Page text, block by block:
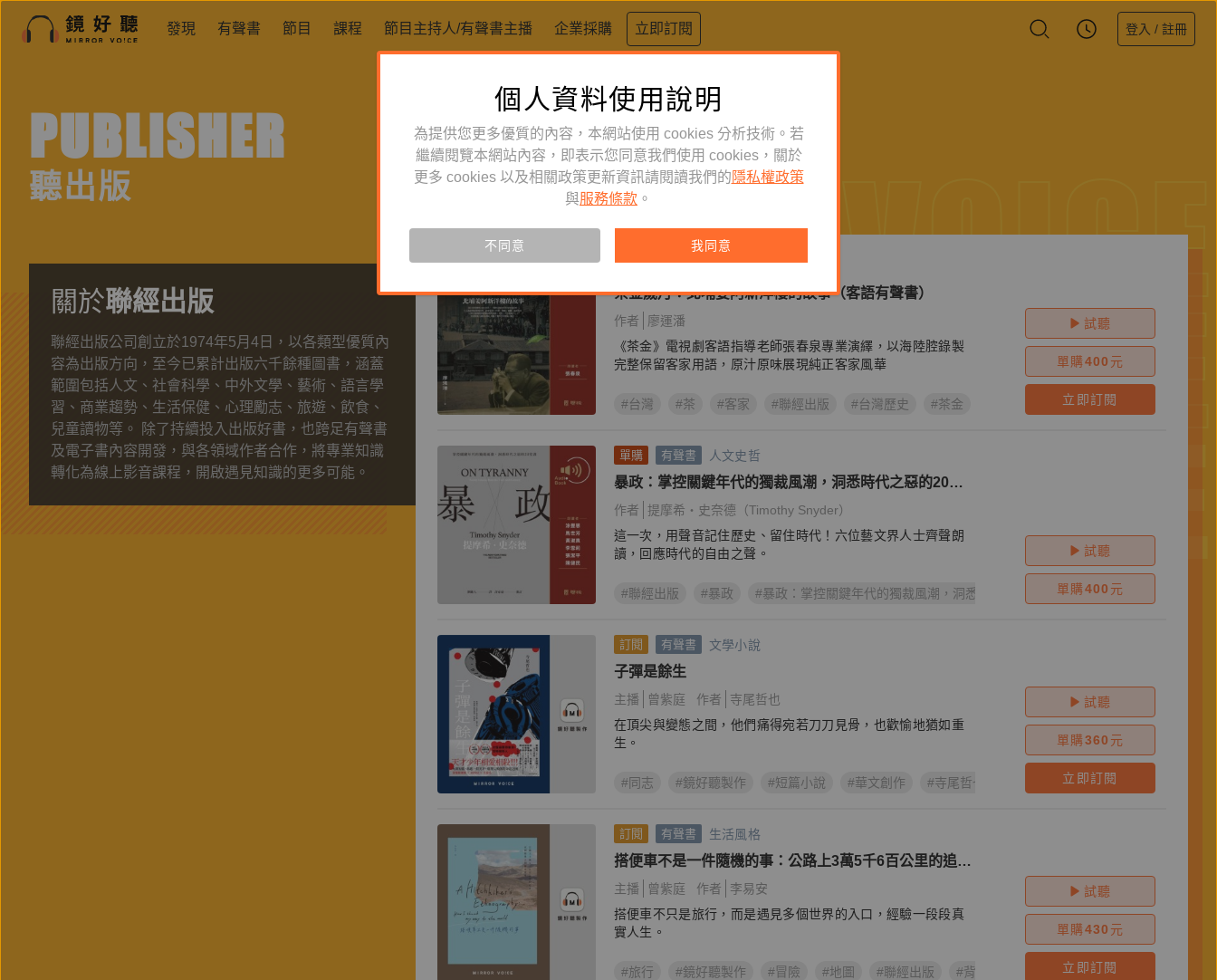
發現 有聲書 節目 課程 節目主持人/有聲書主播 企業採購 立即訂閱 登入 / 註冊
PUBLISHER
聽出版
關於聯經出版
聯經出版公司創立於1974年5月4日，以各類型優質內
容為出版方向，至今已累計出版六千餘種圖書，涵蓋
範圍包括人文、社會科學、中外文學、藝術、語言學
習、商業趨勢、生活保健、心理勵志、旅遊、飲食、
兒童讀物等。 除了持續投入出版好書，也跨⾜有聲書
及電子書內容開發，與各領域作者合作，將專業知識
轉化為線上影音課程，開啟遇見知識的更多可能。
訂閱 有聲書 人文史哲
茶金歲月：北埔姜阿新洋樓的故事（客語有聲書）
作者
廖運潘
《茶金》電視劇客語指導老師張春泉專業演繹，以海陸腔錄製
完整保留客家用語，原汁原味展現純正客家風華
#台灣 #茶 #客家 #聯經出版 #台灣歷史 #茶金 #客語
試聽
單購400 元
立即訂閱
單購 有聲書 人文史哲
暴政：掌控關鍵年代的獨裁風潮，洞悉時代之惡的20堂
課
作者
提摩希‧史奈德（Timothy Snyder）
這一次，用聲音記住歷史、留住時代！六位藝文界人士齊聲朗
讀，回應時代的自由之聲。
#聯經出版 #暴政 #暴政：掌控關鍵年代的獨裁風潮，洞悉時代之惡的20堂課 #提摩希‧史奈德
試聽
單購400 元
訂閱 有聲書 文學小說
子彈是餘生
主播 曾紫庭 作者
寺尾哲也
在頂尖與變態之間，他們痛得宛若刀刀見骨，也歡愉地猶如重
生。
#同志 #鏡好聽製作 #短篇小說 #華文創作 #寺尾哲也
試聽
單購360 元
立即訂閱
訂閱 有聲書 生活風格
搭便車不是一件隨機的事：公路上3萬5千6百公里的追
尋，在國與界之間探索世界
主播 曾紫庭 作者
李易安
搭便車不只是旅行，而是遇見多個世界的入口，經驗一段段真
實人生。
#旅行 #鏡好聽製作 #冒險 #地圖 #聯經出版 #背包客 #李易安
試聽
單購430 元
立即訂閱
VOICE
VOICE
VOICE
個人資料使用說明
為提供您更多優質的內容，本網站使用 cookies 分析技術。若
繼續閱覽本網站內容，即表示您同意我們使用 cookies，關於
更多 cookies 以及相關政策更新資訊請閱讀我們的 隱私權政策
與服務條款 。
不同意 我同意